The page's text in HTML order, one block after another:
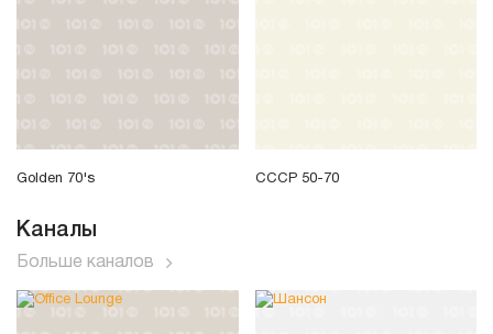
Golden 70's СССР 50-70
Каналы
Больше каналов